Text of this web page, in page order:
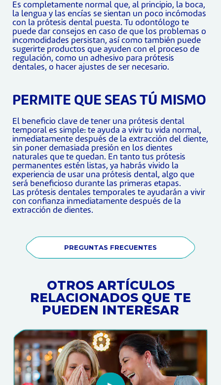
Es completamente normal que, al principio, la boca,
la lengua y las encías se sientan un poco incómodas
con la prótesis dental puesta. Tu odontólogo te
puede dar consejos en caso de que los problemas o
incomodidades persistan, así como también puede
sugerirte productos que ayuden con el proceso de
regulación, como un adhesivo para prótesis
dentales, o hacer ajustes de ser necesario.
PERMITE QUE SEAS TÚ MISMO
El beneficio clave de tener una prótesis dental
temporal es simple: te ayuda a vivir tu vida normal,
inmediatamente después de la extracción del diente,
sin poner demasiada presión en los dientes
naturales que te quedan. En tanto tus prótesis
permanentes estén listas, ya habrás vivido la
experiencia de usar una prótesis dental, algo que
será beneficioso durante las primeras etapas.
Las prótesis dentales temporales te ayudarán a vivir
con confianza inmediatamente después de la
extracción de dientes.
PREGUNTAS FRECUENTES
OTROS ARTÍCULOS
RELACIONADOS QUE TE
PUEDEN INTERESAR